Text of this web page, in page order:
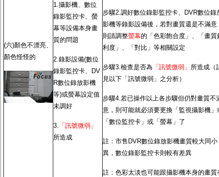
(六)顏色不漂亮、
顏色怪怪的
1.攝影機、數位
錄影監控卡、螢
幕等設備本身畫
質的問題
2.錄影設備(數位
錄影監控卡、DV
R數位錄放影機
等)或螢幕設定值
未調好
3.
「訊號微弱」
所造成
步驟2.調好數位錄影監控卡、DVR數位錄
影機等錄影設備後，若對畫質還是不滿意
則請調整螢幕的「色彩飽合度」、「畫質
利度」、「對比」等相關設定
步驟3.檢查是否為 「訊號微弱」 所造成（
見以下「訊號微弱」之分析）
步驟4.若已操作以上各步驟但仍對畫質不
意，則可能就必須要更換「監視攝影機」
「數位監控卡」或「螢幕」了
註：市售DVR數位錄放影機畫質較大同小
異，數位錄影監控卡則較有差異
註：色彩太淡也可能跟攝影機本身的畫質